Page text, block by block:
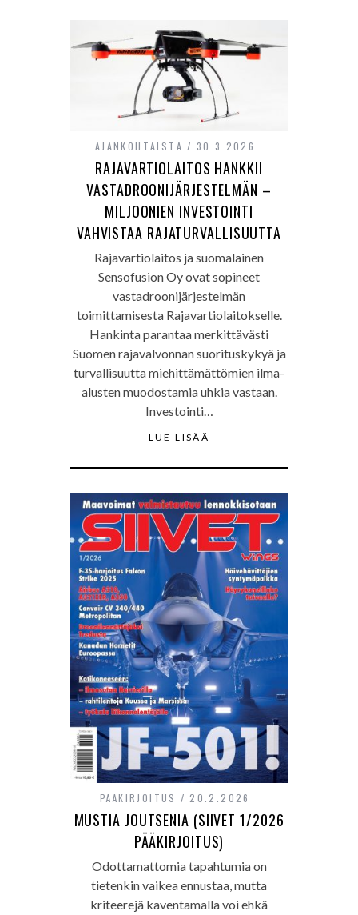
AJANKOHTAISTA 30.3.2026
RAJAVARTIOLAITOS HANKKII
VASTADROONIJÄRJESTELMÄN –
MILJOONIEN INVESTOINTI
VAHVISTAA RAJATURVALLISUUTTA
Rajavartiolaitos ja suomalainen
Sensofusion Oy ovat sopineet
vastadroonijärjestelmän
toimittamisesta Rajavartiolaitokselle.
Hankinta parantaa merkittävästi
Suomen rajavalvonnan suorituskykyä ja
turvallisuutta miehittämättömien ilma-
alusten muodostamia uhkia vastaan.
Investointi…
LUE LISÄÄ
PÄÄKIRJOITUS 20.2.2026
MUSTIA JOUTSENIA (SIIVET 1/2026
PÄÄKIRJOITUS)
Odottamattomia tapahtumia on
tietenkin vaikea ennustaa, mutta
kriteerejä kaventamalla voi ehkä